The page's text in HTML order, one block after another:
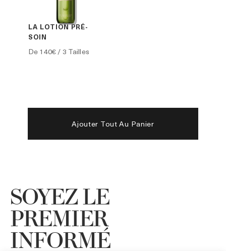
LA LOTION PRÉ-
SOIN
De140€/ 3 Tailles
Ajouter Tout Au Panier
SOYEZ LE
PREMIER
INFORMÉ